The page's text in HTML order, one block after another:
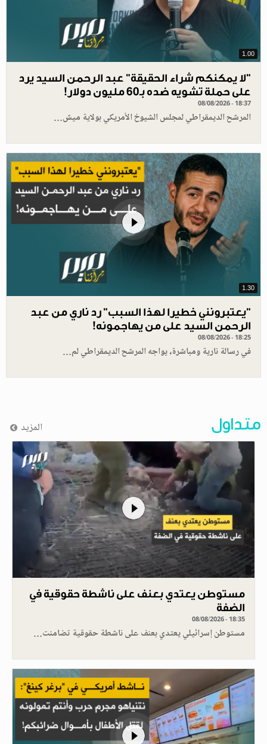
1.00
"لا يمكنكم شراء الحقيقة" عبد الرحمن السيد يرد
على حملة تشويه ضده بـ60 مليون دولار!
08/08/2026 - 18:37
المرشح الديمقراطي لمجلس الشيوخ الأمريكي بولاية ميش…
1.30
"يعتبرونني خطيرا لهذا السبب" رد ناري من عبد
الرحمن السيد على من يهاجمونه!
08/08/2026 - 18:25
في رسالة نارية ومباشرة، يواجه المرشح الديمقراطي لم…
متداول المزيد
مستوطن يعتدي بعنف على ناشطة حقوقية في
الضفة
08/08/2026 - 18:35
مستوطن إسرائيلي يعتدي بعنف على ناشطة حقوقية تضامنت…